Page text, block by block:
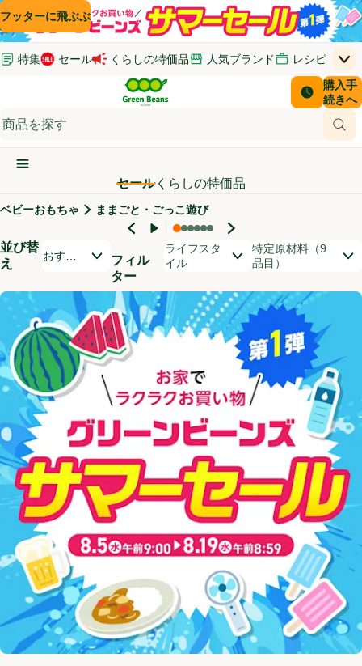
コンテンツに飛ぶ
検索に飛ぶ
フッターに飛ぶ
特集 セール くらしの特価品 人気ブランド レシピ
はじめてのお買い物ガイド
(新しいウィンドウで開く) (新しいウィンドウで開く)
サポート・ヘルプ・お問い合わせ
(新しいウィンドウで開く)
上
Green Beans
商
配送日時
購入手
続きへ
お客さ
￥0
メインメニュ―ボタン
セールくらしの特価品
セール対象商品
ベビーおもちゃ ままごと・ごっこ遊び
並び替
え
開いて並び替えオプションのリストを見る
おすす
フィル
ター
ライフスタ
イル
特定原材料（9
品目）
商品リスト